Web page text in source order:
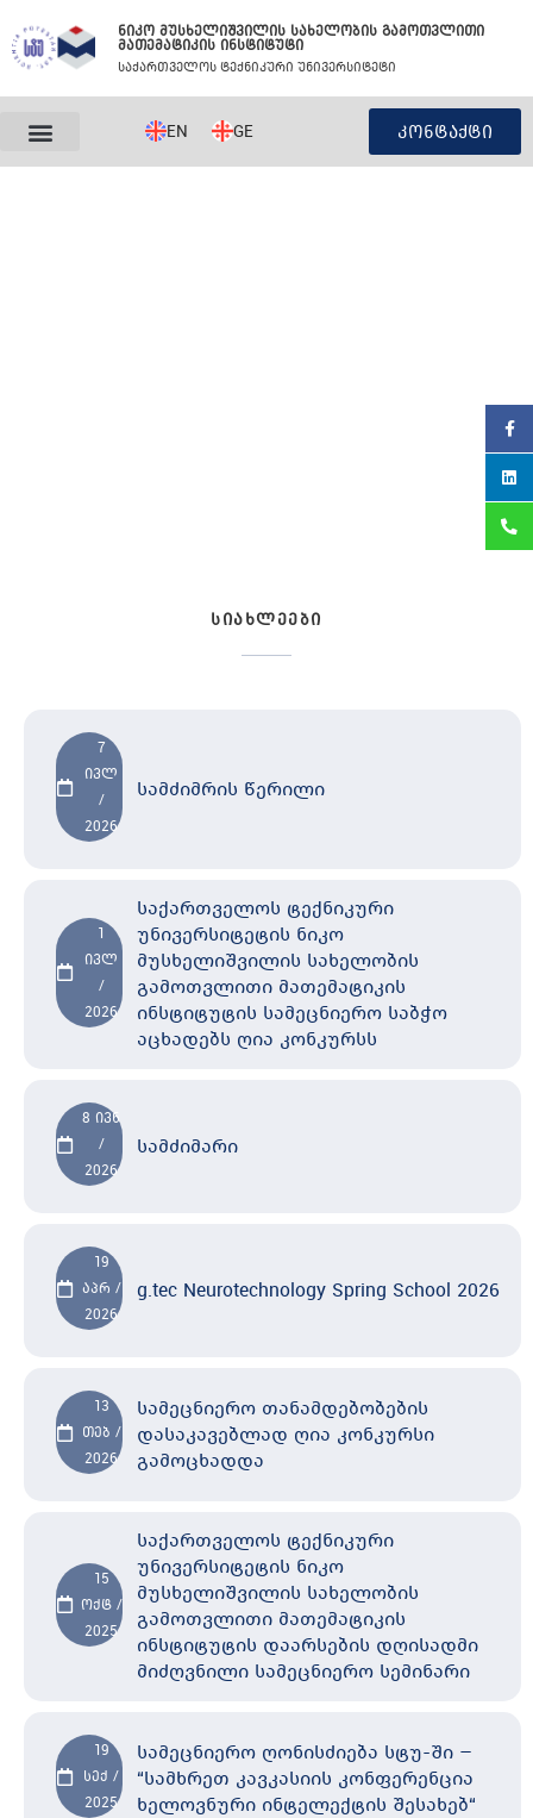
to
content
ნიკო მუსხელიშვილის სახელობის გამოთვლითი
მათემატიკის ინსტიტუტი
საქართველოს ტექნიკური უნივერსიტეტი
EN GE კონტაქტი
სიახლეები
7
ივლ
/
2026
სამძიმრის წერილი
1
ივლ
/
2026
საქართველოს ტექნიკური
უნივერსიტეტის ნიკო
მუსხელიშვილის სახელობის
გამოთვლითი მათემატიკის
ინსტიტუტის სამეცნიერო საბჭო
აცხადებს ღია კონკურსს
8 ივნ
/
2026
სამძიმარი
19
აპრ /
2026
g.tec Neurotechnology Spring School 2026
13
თებ /
2026
სამეცნიერო თანამდებობების
დასაკავებლად ღია კონკურსი
გამოცხადდა
15
ოქტ /
2025
საქართველოს ტექნიკური
უნივერსიტეტის ნიკო
მუსხელიშვილის სახელობის
გამოთვლითი მათემატიკის
ინსტიტუტის დაარსების დღისადმი
მიძღვნილი სამეცნიერო სემინარი
19
სექ /
2025
სამეცნიერო ღონისძიება სტუ-ში –
“სამხრეთ კავკასიის კონფერენცია
ხელოვნური ინტელექტის შესახებ“